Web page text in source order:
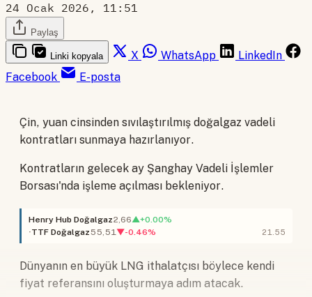
24 Ocak 2026, 11:51
Paylaş
Linki kopyala X WhatsApp
LinkedIn
Facebook
E-posta
Çin, yuan cinsinden sıvılaştırılmış doğalgaz vadeli
kontratları sunmaya hazırlanıyor.
Kontratların gelecek ay Şanghay Vadeli İşlemler
Borsası'nda işleme açılması bekleniyor.
Henry Hub Doğalgaz2,66▲+0.00%
TTF Doğalgaz55,51▼-0.46% 21.55
Dünyanın en büyük LNG ithalatçısı böylece kendi
fiyat referansını oluşturmaya adım atacak.